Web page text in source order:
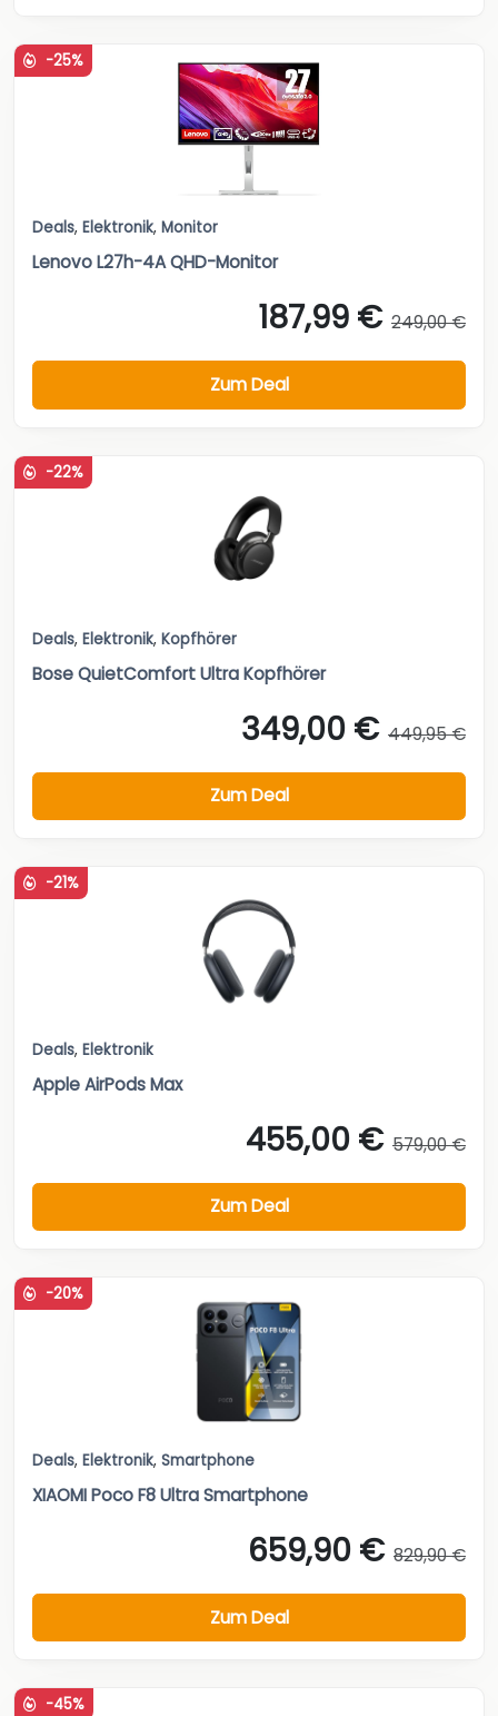
-25%
Deals, Elektronik, Monitor
Lenovo L27h-4A QHD-Monitor
187,99 € 249,00 €
Zum Deal
-22%
Deals, Elektronik, Kopfhörer
Bose QuietComfort Ultra Kopfhörer
349,00 € 449,95 €
Zum Deal
-21%
Deals, Elektronik
Apple AirPods Max
455,00 € 579,00 €
Zum Deal
-20%
Deals, Elektronik, Smartphone
XIAOMI Poco F8 Ultra Smartphone
659,90 € 829,90 €
Zum Deal
-45%